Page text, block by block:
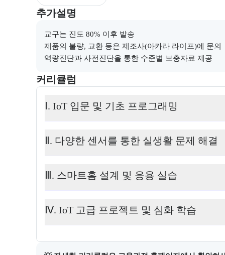
추가설명
부트캠프와 관련된 추가 안내 및 참고 사항을 제공한
교구는 진도 80% 이후 발송
제품의 불량, 교환 등은 제조사(아카라 라이프)에 문의
역량진단과 사전진단을 통한 수준별 보충자료 제공
커리큘럼
교육과정의 커리큘럼 정보를 안내한다.
커리큘럼
Ⅰ. IoT 입문 및 기초 프로그래밍
Ⅱ. 다양한 센서를 통한 실생활 문제 해결
Ⅲ. 스마트홈 설계 및 응용 실습
Ⅳ. IoT 고급 프로젝트 및 심화 학습